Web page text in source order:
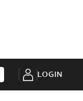
LOGIN